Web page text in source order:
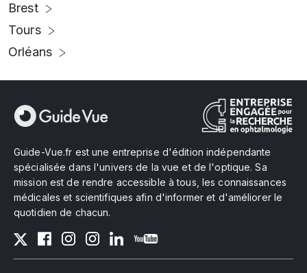
Brest
Tours
Orléans
Guide-Vue.fr est une entreprise d'édition indépendante
spécialisée dans l'univers de la vue et de l'optique. Sa
mission est de rendre accessible à tous, les connaissances
médicales et scientifiques afin d'informer et d'améliorer le
quotidien de chacun.